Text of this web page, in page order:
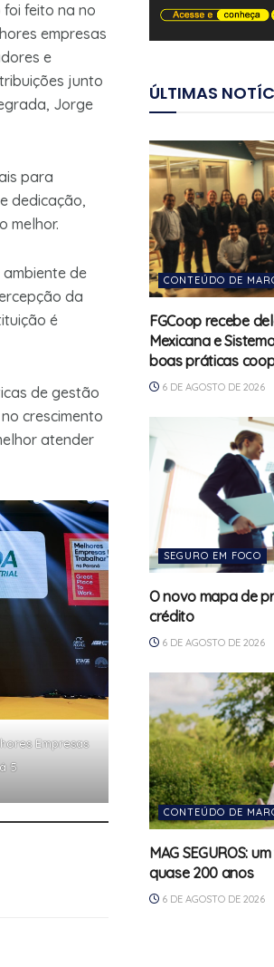
foi feito na no
empresas
e
junto
Jorge
para
dedicação,
melhor.
de
da
é
de gestão
crescimento
atender
Empresas
5
ÚLTIMAS
CONTEÚDO DE
FGCoop recebe
Mexicana e
boas práticas
6 DE AGOSTO DE 2026
SEGURO EM FOCO
O novo mapa de
crédito
6 DE AGOSTO DE 2026
CONTEÚDO DE
MAG SEGUROS:
quase 200 anos
6 DE AGOSTO DE 2026